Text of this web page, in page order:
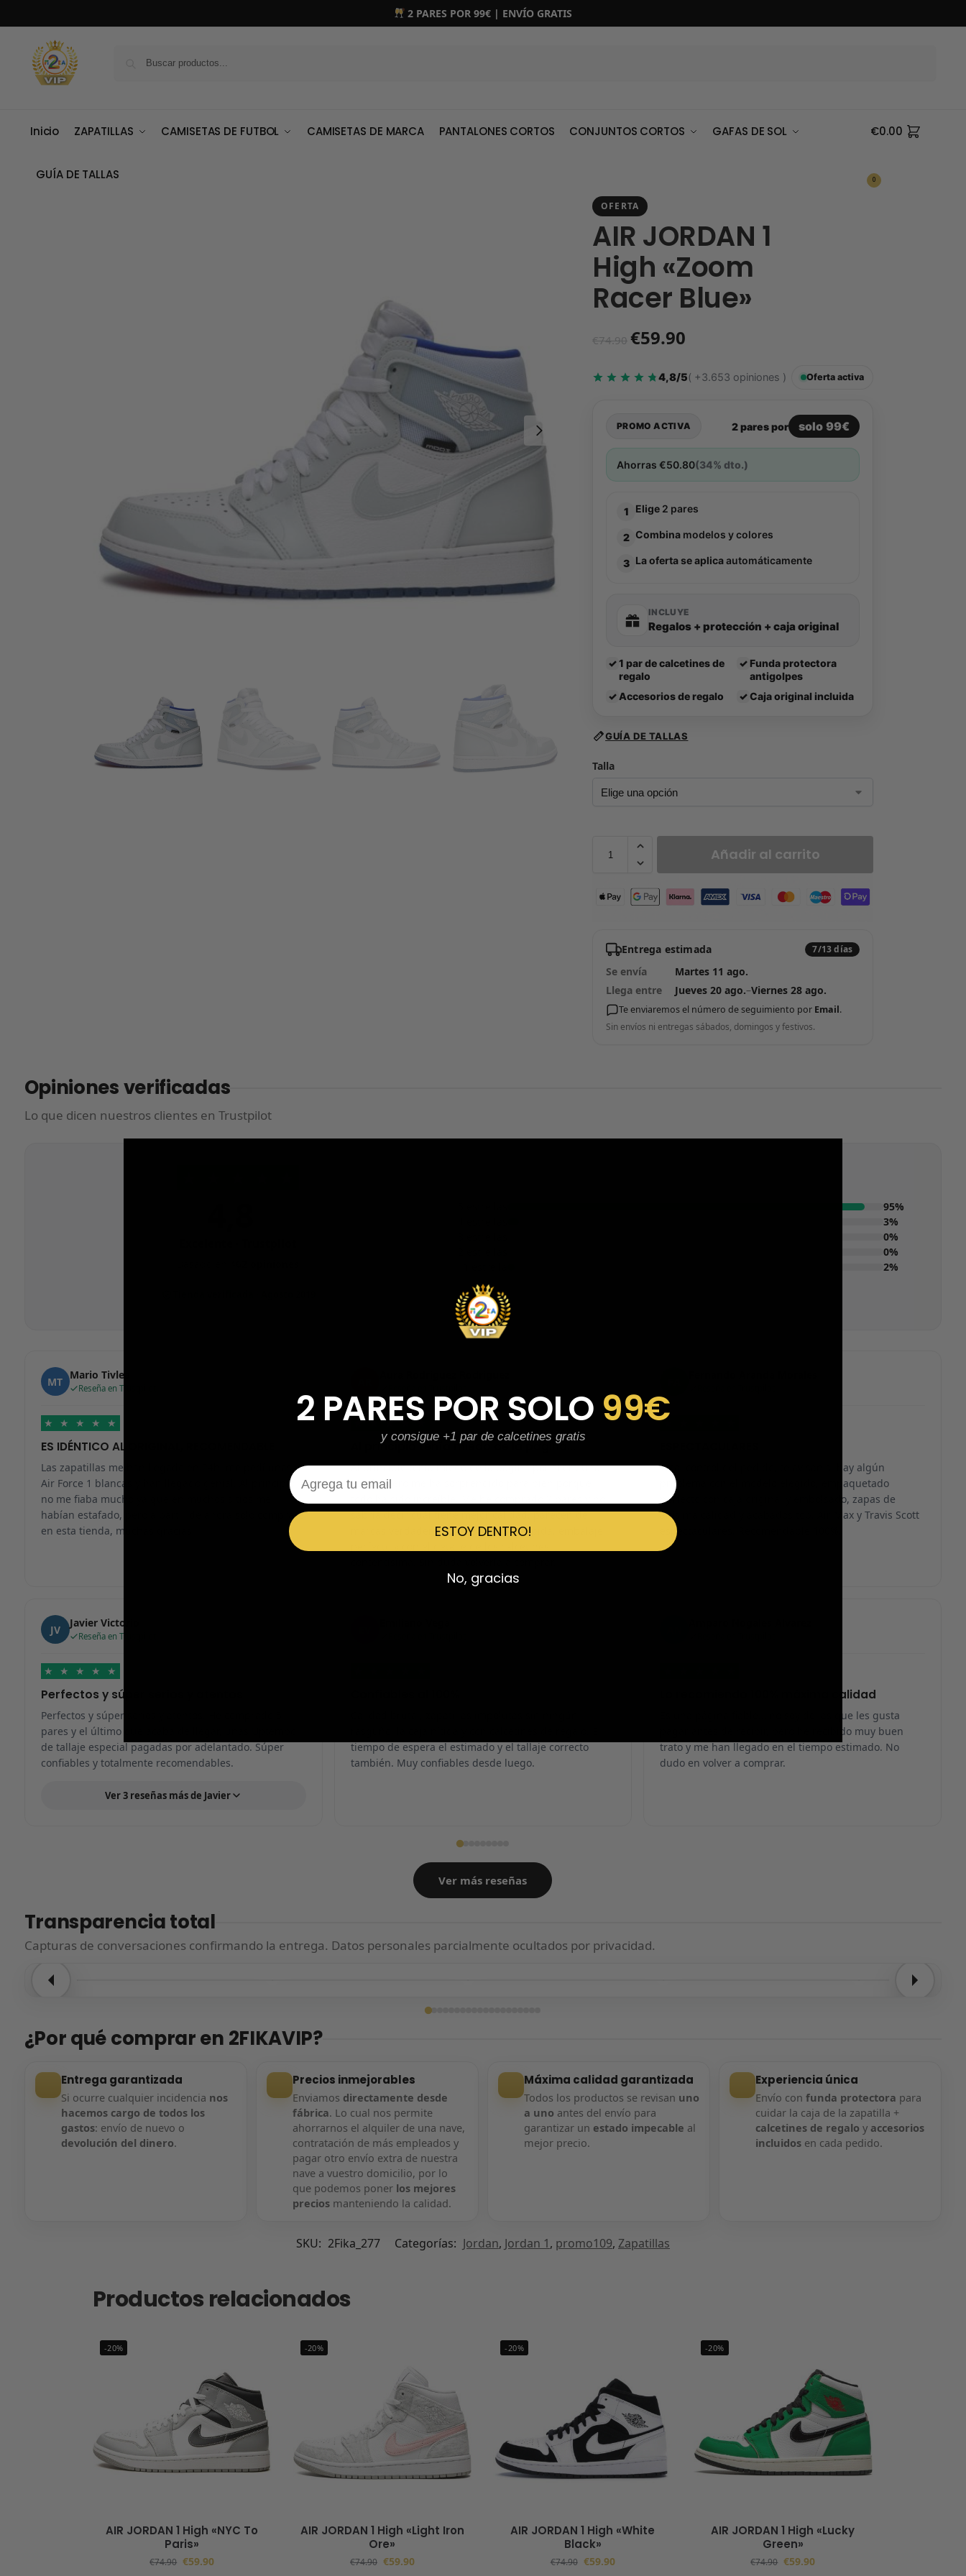
2 PARES POR 99€ | ENVÍO GRATIS
Inicio ZAPATILLAS CAMISETAS DE FUTBOL CAMISETAS DE MARCA PANTALONES CORTOS CONJUNTOS CORTOS GAFAS DE SOL
GUÍA DE TALLAS
€0.00
0
OFERTA
AIR JORDAN 1
High «Zoom
Racer Blue»
€74.90 €59.90
4,8/5( +3.653 opiniones ) Oferta activa
PROMO ACTIVA 2 pares por solo 99€
Ahorras€50.80(34% dto.)
1 Elige 2 pares
2 Combina modelos y colores
3 La oferta se aplicaautomáticamente
INCLUYE
Regalos + protección + caja original
✓1 par de calcetines de
regalo
✓ Funda protectora
antigolpes
✓ Accesorios de regalo ✓ Caja original incluida
GUÍA DE TALLAS
Talla
Añadir al carrito
Entrega estimada 7/13 días
Se envía
Martes 11 ago.
Llega entre
Jueves 20 ago.–Viernes 28 ago.
Te enviaremos el número de seguimiento por Email.
Sin envíos ni entregas sábados, domingos y festivos.
Opiniones verificadas
Lo que dicen nuestros clientes en Trustpilot
95%
3%
0%
0%
2%
MT Mario Tivlea
Reseña en Trustpilot
★ ★ ★ ★ ★
ES IDÉNTICO AL ORIGINAL, RECOMENDABLE
Las zapatillas me han llegado en 24h, me pedí unas
Air Force 1 blancas y han llegado genial. Al principio
no me fiaba mucho ya que en muchos sitios me
habían estafado, pero a partir de ahora solo compraré
en esta tienda, muchas gracias.
★ ★ ★ ★ ★
Al principio tenía miedo de la página…
Al principio tenía miedo de la página por si era una
estafa, pero me ha sorprendido para bien porque
sabría decir cuál tiene mejor calidad, parecen de
marcas verdaderas. Entrega súper rápida, embalaje
★
Total control del pedido, te avisan si hay algún
problema con el modelo elegido, empaquetado
perfecto con caja original y embolsado, zapas de
altísima calidad y acabados top. Air Max y Travis Scott
espectaculares. Recomendable 100%.
JV Javier Victorio
Reseña en Trustpilot
★ ★ ★ ★ ★
Perfectos y súper serios y atentos
Perfectos y súper serios y atentos. He comprado 5
pares y el último que acaba de llegar, unas Uptempo
de tallaje especial pagadas por adelantado. Súper
confiables y totalmente recomendables.
Ver 3 reseñas más de Javier
tiempo de espera el estimado y el tallaje correcto
también. Muy confiables desde luego.
Lo recomiendo 100% máxima calidad
Es una página fiable… no soy de las que les gusta
pagar antes de recibir, pero he recibido muy buen
trato y me han llegado en el tiempo estimado. No
dudo en volver a comprar.
Ver más reseñas
Transparencia total
Capturas de conversaciones confirmando la entrega. Datos personales parcialmente ocultados por privacidad.
¿Por qué comprar en 2FIKAVIP?
Entrega garantizada
Si ocurre cualquier incidencia nos
hacemos cargo de todos los
gastos: envío de nuevo o
devolución del dinero.
Precios inmejorables
Enviamos directamente desde
fábrica. Lo cual nos permite
ahorrarnos el alquiler de una nave,
contratación de más empleados y
pagar otro envío extra de nuestra
nave a vuestro domicilio, por lo
que podemos poner los mejores
preciosmanteniendo la calidad.
Máxima calidad garantizada
Todos los productos se revisan uno
a uno antes del envío para
garantizar un estado impecable al
mejor precio.
Experiencia única
Envío confunda protectora para
cuidar la caja de la zapatilla +
calcetines de regalo y accesorios
incluidos en cada pedido.
SKU: 2Fika_277 Categorías: Jordan, Jordan 1, promo109, Zapatillas
Productos relacionados
-20%
AIR JORDAN 1 High «NYC To
Paris»
€74.90 €59.90
-20%
AIR JORDAN 1 High «Light Iron
Ore»
€74.90 €59.90
-20%
AIR JORDAN 1 High «White
Black»
€74.90 €59.90
-20%
AIR JORDAN 1 High «Lucky
Green»
€74.90 €59.90
2 PARES POR SOLO 99€
y consigue +1 par de calcetines gratis
Email
ESTOY DENTRO!
No, gracias